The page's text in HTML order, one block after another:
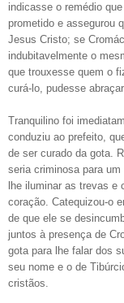
indicasse o remédio
prometido e assegurou
Jesus Cristo; se
indubitavelmente o
que trouxesse quem o
curá-lo, pudesse
Tranquilino foi
conduziu ao prefeito,
de ser curado da gota.
seria criminosa para
lhe iluminar as trevas
coração. Catequizou-o
de que ele se
juntos à presença de
gota para lhe falar dos
seu nome e o de
cristãos.